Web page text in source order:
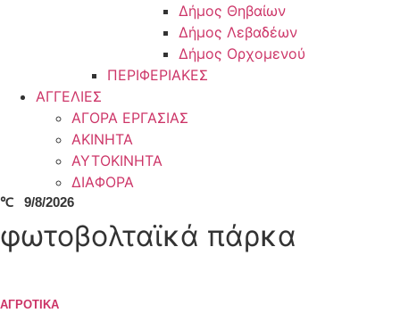
Δήμος Θηβαίων
Δήμος Λεβαδέων
Δήμος Ορχομενού
ΠΕΡΙΦΕΡΙΑΚΕΣ
ΑΓΓΕΛΙΕΣ
ΑΓΟΡΑ ΕΡΓΑΣΙΑΣ
ΑΚΙΝΗΤΑ
ΑΥΤΟΚΙΝΗΤΑ
ΔΙΑΦΟΡΑ
℃ 9/8/2026
φωτοβολταϊκά πάρκα
ΑΓΡΟΤΙΚΑ